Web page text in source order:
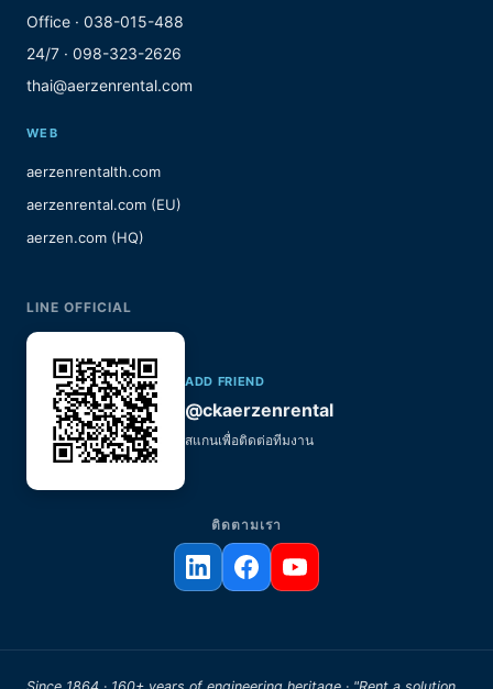
Office · 038-015-488
24/7 · 098-323-2626
thai@aerzenrental.com
WEB
aerzenrentalth.com
aerzenrental.com (EU)
aerzen.com (HQ)
LINE OFFICIAL
ADD FRIEND
@ckaerzenrental
สแกนเพื่อติดต่อทีมงาน
ติดตามเรา